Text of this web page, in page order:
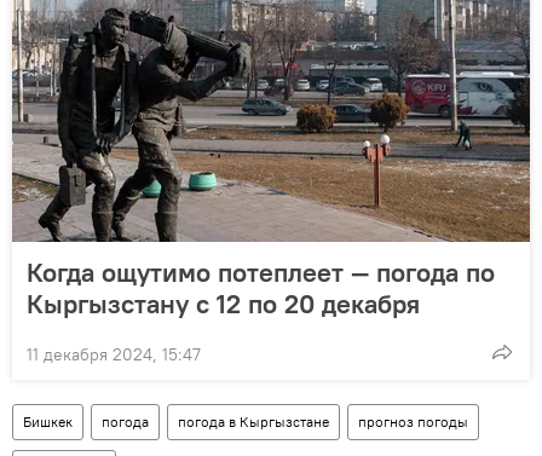
Когда ощутимо потеплеет — погода по
Кыргызстану с 12 по 20 декабря
11 декабря 2024, 15:47
Бишкек погода погода в Кыргызстане прогноз погоды